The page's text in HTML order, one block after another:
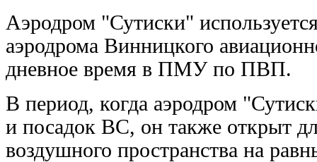
Аэродром "Сутиски"
аэродрома Винницкого
дневное время в ПМУ по ПВП.
В период, когда аэродром
и посадок ВС, он также открыт
воздушного пространства на